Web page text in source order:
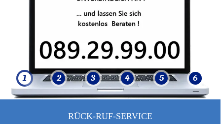
1 2 3 4 5 6
1 2 3 4 5 6
RÜCK-RUF-SERVICE